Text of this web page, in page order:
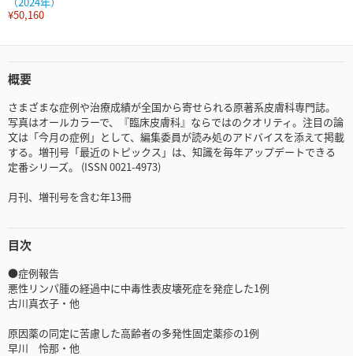
¥50,160
概要
さまざまな症例や治療成績が全国から寄せられる原著系皮膚科専門誌。
写真はオールカラーで、『臨床皮膚科』ならではのクオリティ。注目の論
文は「今月の症例」として、編集委員が読み処のアドバイスを添えて掲載
する。増刊号「最近のトピックス」は、知識を毎年アップデートできる
定番シリーズ。 (ISSN 0021-4973)
月刊、増刊号を含む年13冊
目次
●症例報告
悪性リンパ腫の経過中に中毒性表皮壊死症を発症した1例
古川真衣子・他
原因薬の同定に苦慮した高齢者の多発性固定薬疹の1例
早川 怜那・他